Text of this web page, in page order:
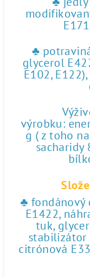
♣
glycerol
E102,
výrobku:
g ( z toho
sacharidy
♣ fondánový
E1422,
tuk,
stabilizátor
citrónová